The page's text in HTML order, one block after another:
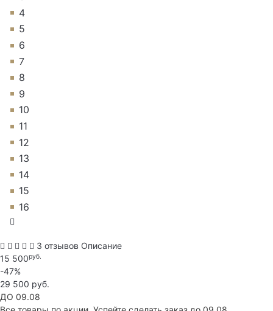
4
5
6
7
8
9
10
11
12
13
14
15
16
3 отзывов Описание
15 500руб.
-47%
29 500 руб.
ДО 09.08